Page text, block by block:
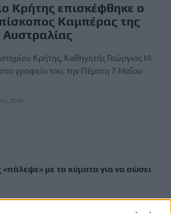
Κρήτης επισκέφθηκε ο
Καμπέρας της
Κρήτης, Καθηγητής Γεώργιος Μ.
γραφείο του, την Πέμπτη 7 Μαΐου
2026
με τα κύματα για να σώσει